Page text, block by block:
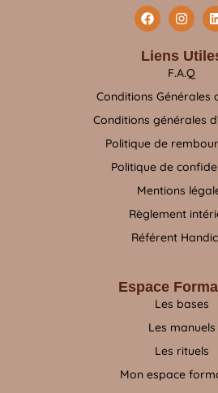
Espace
Les bases
Les manuels
Les rituels
Mon espace
Liens
F.A.Q
Conditions Générales
Conditions générales
Politique de
Politique de
Mentions
Règlement
Référent